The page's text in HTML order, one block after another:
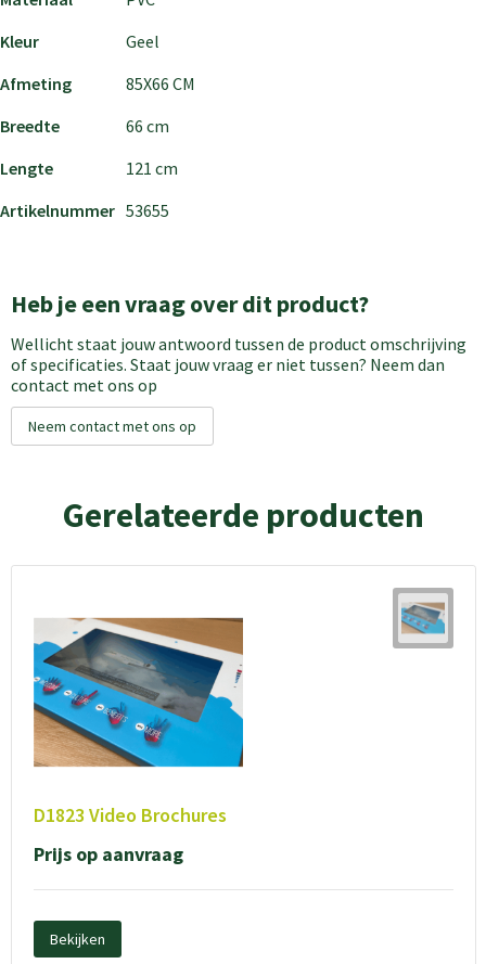
Kleur
Geel
Afmeting
85X66 CM
Breedte
66 cm
Lengte
121 cm
Artikelnummer 53655
Heb je een vraag over dit product?
Wellicht staat jouw antwoord tussen de product omschrijving
of specificaties. Staat jouw vraag er niet tussen? Neem dan
contact met ons op
Neem contact met ons op
Gerelateerde producten
D1823 Video Brochures
Prijs op aanvraag
Bekijken